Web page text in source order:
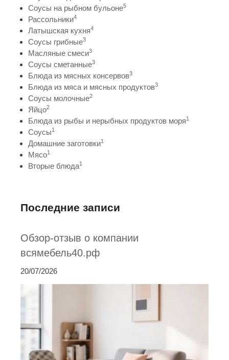
Соусы на рыбном бульоне5
Рассольники4
Латышская кухня4
Соусы грибные3
Масляные смеси3
Соусы сметанные3
Блюда из мясных консервов3
Блюда из мяса и мясных продуктов3
Соусы молочные2
Яйцо2
Блюда из рыбы и нерыбных продуктов моря1
Соусы1
Домашние заготовки1
Мясо1
Вторые блюда1
Последние записи
Обзор-отзыв о компании
всямебель40.рф
20/07/2026